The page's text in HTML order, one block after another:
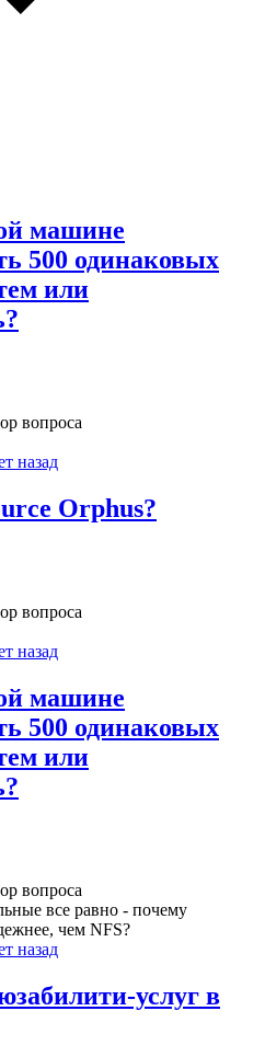
машине
500 одинаковых
или
вопроса
назад
Orphus?
вопроса
назад
машине
500 одинаковых
или
вопроса
все равно - почему
чем NFS?
назад
услуг в